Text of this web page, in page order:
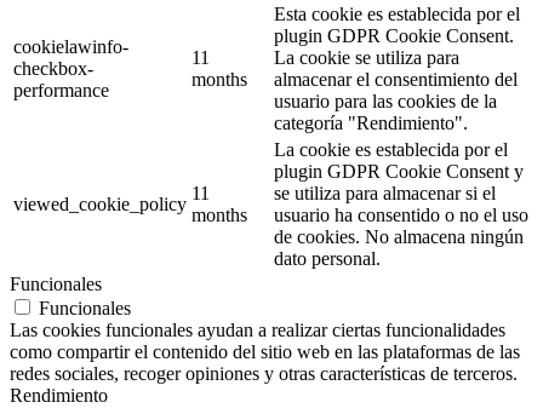
cookielawinfo-
checkbox-
performance
11
months
Esta cookie es establecida por el
plugin GDPR Cookie Consent.
La cookie se utiliza para
almacenar el consentimiento del
usuario para las cookies de la
categoría "Rendimiento".
viewed_cookie_policy
11
months
La cookie es establecida por el
plugin GDPR Cookie Consent y
se utiliza para almacenar si el
usuario ha consentido o no el uso
de cookies. No almacena ningún
dato personal.
Funcionales
Funcionales
Las cookies funcionales ayudan a realizar ciertas funcionalidades
como compartir el contenido del sitio web en las plataformas de las
redes sociales, recoger opiniones y otras características de terceros.
Rendimiento